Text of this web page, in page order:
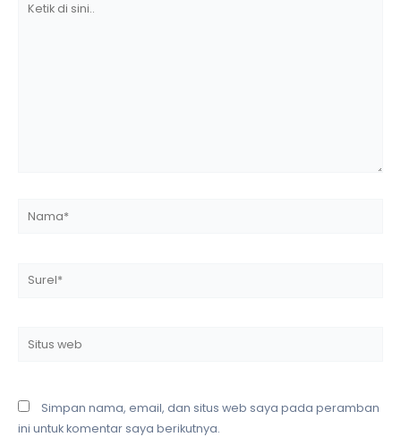
Surel*
Simpan nama, email, dan situs web saya pada peramban
ini untuk komentar saya berikutnya.